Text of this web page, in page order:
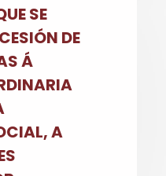
SE
DE
Á
A